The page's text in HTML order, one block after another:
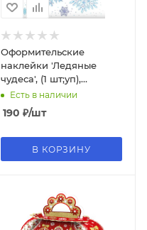
Оформительские
наклейки 'Ледяные
чудеса', (1 шт;уп),
77.042.00
Есть в наличии
190 ₽/шт
В КОРЗИНУ